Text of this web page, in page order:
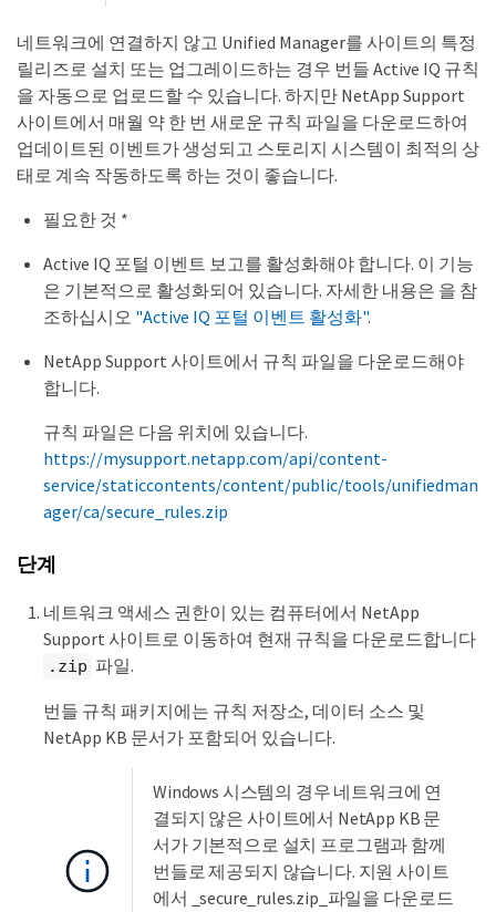
네트워크에 연결하지 않고 Unified Manager를 사이트의 특정
릴리즈로 설치 또는 업그레이드하는 경우 번들 Active IQ 규칙
을 자동으로 업로드할 수 있습니다. 하지만 NetApp Support
사이트에서 매월 약 한 번 새로운 규칙 파일을 다운로드하여
업데이트된 이벤트가 생성되고 스토리지 시스템이 최적의 상
태로 계속 작동하도록 하는 것이 좋습니다.
필요한 것 *
Active IQ 포털 이벤트 보고를 활성화해야 합니다. 이 기능
은 기본적으로 활성화되어 있습니다. 자세한 내용은 을 참
조하십시오 "Active IQ 포털 이벤트 활성화".
NetApp Support 사이트에서 규칙 파일을 다운로드해야
합니다.
규칙 파일은 다음 위치에 있습니다.
https://mysupport.netapp.com/api/content-
service/staticcontents/content/public/tools/unifiedman
ager/ca/secure_rules.zip
단계
네트워크 액세스 권한이 있는 컴퓨터에서 NetApp
Support 사이트로 이동하여 현재 규칙을 다운로드합니다
.zip 파일.
번들 규칙 패키지에는 규칙 저장소, 데이터 소스 및
NetApp KB 문서가 포함되어 있습니다.
Windows 시스템의 경우 네트워크에 연
결되지 않은 사이트에서 NetApp KB 문
서가 기본적으로 설치 프로그램과 함께
번들로 제공되지 않습니다. 지원 사이트
에서 _secure_rules.zip_파일을 다운로드